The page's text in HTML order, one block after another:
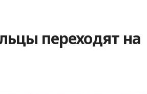
переходят на